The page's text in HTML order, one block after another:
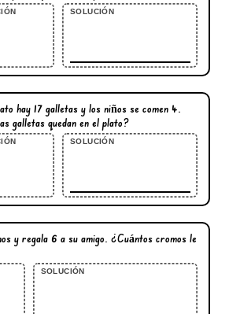
SOLUCIÓN
hay 17galletas y los niños se comen 4.
galletas quedan en el plato?
SOLUCIÓN
y regala 6 a su amigo. ¿Cuántos cromos le
SOLUCIÓN